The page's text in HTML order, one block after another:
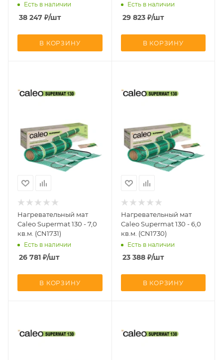
Есть в наличии
38 247 ₽/шт
В КОРЗИНУ
Есть в наличии
29 823₽/шт
В КОРЗИНУ
Нагревательный мат
Caleo Supermat 130 - 7,0
кв.м. (CN1731)
Есть в наличии
26 781 ₽/шт
В КОРЗИНУ
Нагревательный мат
Caleo Supermat 130 - 6,0
кв.м. (CN1730)
Есть в наличии
23 388₽/шт
В КОРЗИНУ